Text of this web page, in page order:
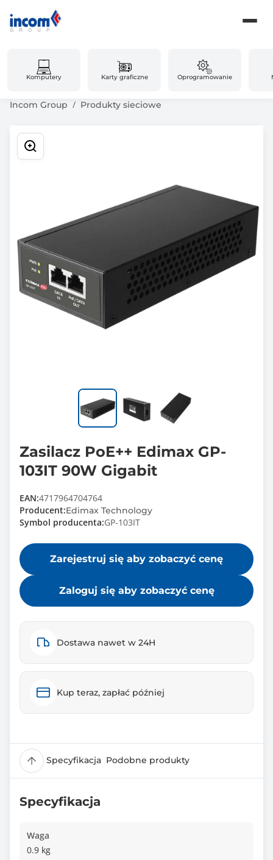
Komputery Karty graficzne Oprogramowanie
Incom Group Produkty sieciowe
Zasilacz PoE++ Edimax GP-
103IT 90W Gigabit
EAN:4717964704764
Producent:Edimax Technology
Symbol producenta:GP-103IT
Zarejestruj się aby zobaczyć cenę
Zaloguj się aby zobaczyć cenę
Dostawa nawet w 24H
Kup teraz, zapłać później
Specyfikacja Podobne produkty
Specyfikacja
Waga
0.9 kg